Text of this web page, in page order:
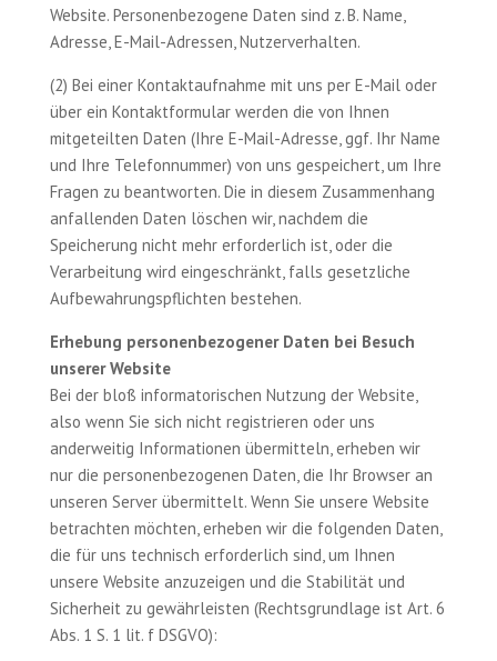
Website. Personenbezogene Daten sind z. B. Name,
Adresse, E-Mail-Adressen, Nutzerverhalten.
(2) Bei einer Kontaktaufnahme mit uns per E-Mail oder
über ein Kontaktformular werden die von Ihnen
mitgeteilten Daten (Ihre E-Mail-Adresse, ggf. Ihr Name
und Ihre Telefonnummer) von uns gespeichert, um Ihre
Fragen zu beantworten. Die in diesem Zusammenhang
anfallenden Daten löschen wir, nachdem die
Speicherung nicht mehr erforderlich ist, oder die
Verarbeitung wird eingeschränkt, falls gesetzliche
Aufbewahrungspflichten bestehen.
Erhebung personenbezogener Daten bei Besuch
unserer Website
Bei der bloß informatorischen Nutzung der Website,
also wenn Sie sich nicht registrieren oder uns
anderweitig Informationen übermitteln, erheben wir
nur die personenbezogenen Daten, die Ihr Browser an
unseren Server übermittelt. Wenn Sie unsere Website
betrachten möchten, erheben wir die folgenden Daten,
die für uns technisch erforderlich sind, um Ihnen
unsere Website anzuzeigen und die Stabilität und
Sicherheit zu gewährleisten (Rechtsgrundlage ist Art. 6
Abs. 1 S. 1 lit. f DSGVO):